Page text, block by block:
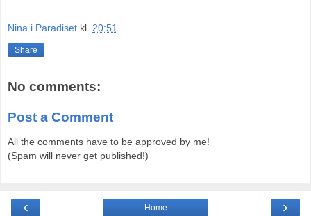
Nina i Paradiset kl. 20:51
Share
No comments:
Post a Comment
All the comments have to be approved by me!
(Spam will never get published!)
‹ ›
Home